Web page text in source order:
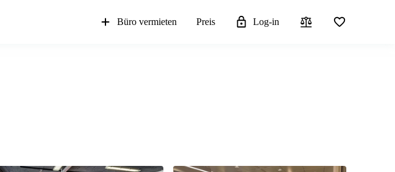
Büro vermieten Preis Log-in